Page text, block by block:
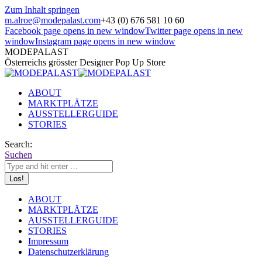
Zum Inhalt springen
m.alroe@modepalast.com+43 (0) 676 581 10 60
Facebook page opens in new windowTwitter page opens in new
windowInstagram page opens in new window
MODEPALAST
Österreichs grösster Designer Pop Up Store
ABOUT
MARKTPLÄTZE
AUSSTELLERGUIDE
STORIES
Search:
Suchen
ABOUT
MARKTPLÄTZE
AUSSTELLERGUIDE
STORIES
Impressum
Datenschutzerklärung